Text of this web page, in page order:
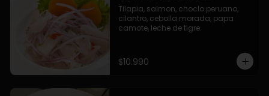
Tilapia, salmon, choclo peruano,
cilantro, cebolla morada, papa
camote, leche de tigre.
$10.990